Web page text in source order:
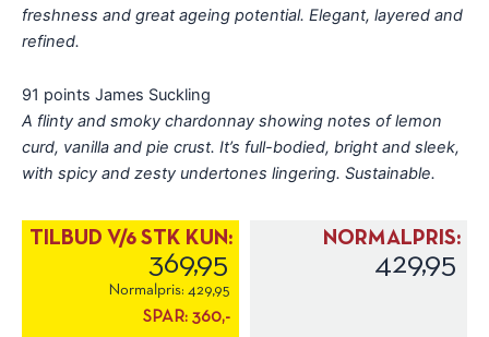
freshness and great ageing potential. Elegant, layered and
refined.
91 points James Suckling
A flinty and smoky chardonnay showing notes of lemon
curd, vanilla and pie crust. It’s full-bodied, bright and sleek,
with spicy and zesty undertones lingering. Sustainable.
TILBUD V/6 STK KUN:
369,95
Normalpris: 429,95
SPAR: 360,-
NORMALPRIS:
429,95